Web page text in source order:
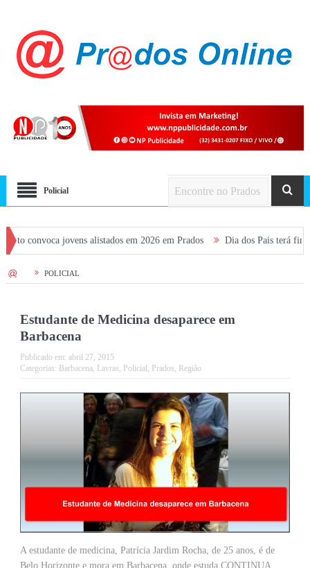
Policial
alistados em 2026 em Prados Dia dos Pais terá fim de semana
HOME POLICIAL
Estudante de Medicina desaparece em
Barbacena
Publicado em: abril 27, 2015
Categorias: Barbacena, Lavras, Policial , Prados, Região
A estudante de medicina, Patrícia Jardim Rocha, de 25 anos, é de
Belo Horizonte e mora em Barbacena, onde estuda.CONTINUA